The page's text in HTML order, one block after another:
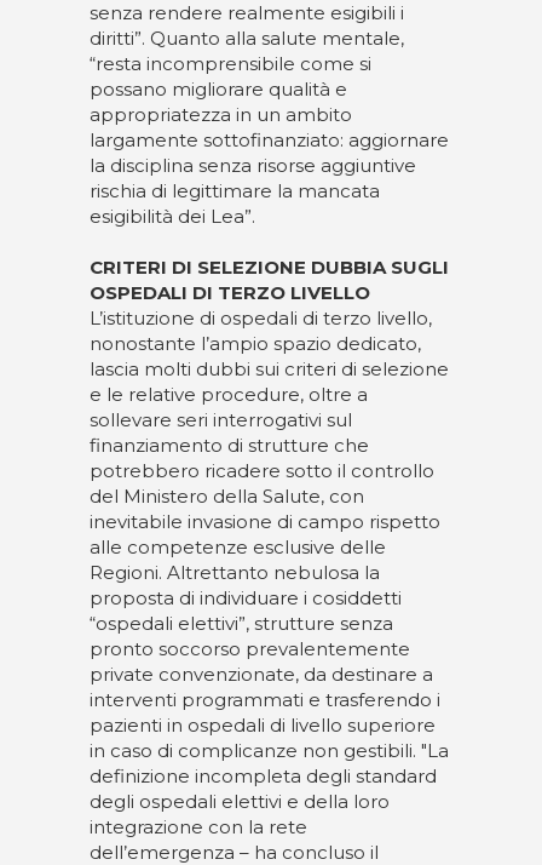
senza rendere realmente esigibili i
diritti”. Quanto alla salute mentale,
“resta incomprensibile come si
possano migliorare qualità e
appropriatezza in un ambito
largamente sottofinanziato: aggiornare
la disciplina senza risorse aggiuntive
rischia di legittimare la mancata
esigibilità dei Lea”.
CRITERI DI SELEZIONE DUBBIA SUGLI
OSPEDALI DI TERZO LIVELLO
L’istituzione di ospedali di terzo livello,
nonostante l’ampio spazio dedicato,
lascia molti dubbi sui criteri di selezione
e le relative procedure, oltre a
sollevare seri interrogativi sul
finanziamento di strutture che
potrebbero ricadere sotto il controllo
del Ministero della Salute, con
inevitabile invasione di campo rispetto
alle competenze esclusive delle
Regioni. Altrettanto nebulosa la
proposta di individuare i cosiddetti
“ospedali elettivi”, strutture senza
pronto soccorso prevalentemente
private convenzionate, da destinare a
interventi programmati e trasferendo i
pazienti in ospedali di livello superiore
in caso di complicanze non gestibili. "La
definizione incompleta degli standard
degli ospedali elettivi e della loro
integrazione con la rete
dell’emergenza – ha concluso il